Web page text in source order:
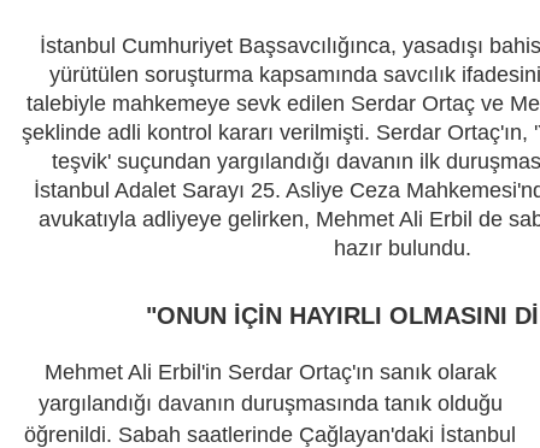
İstanbul Cumhuriyet Başsavcılığınca, yasadışı
yürütülen soruşturma kapsamında savcılık
talebiyle mahkemeye sevk edilen Serdar Ortaç ve
şeklinde adli kontrol kararı verilmişti. Serdar Ortaç'ın,
teşvik' suçundan yargılandığı davanın ilk
İstanbul Adalet Sarayı 25. Asliye Ceza
avukatıyla adliyeye gelirken, Mehmet Ali Erbil de
hazır bulundu.
"ONUN İÇİN HAYIRLI OLMASINI
Mehmet Ali Erbil'in Serdar Ortaç'ın sanık olarak
yargılandığı davanın duruşmasında tanık olduğu
öğrenildi. Sabah saatlerinde Çağlayan'daki İstanbul